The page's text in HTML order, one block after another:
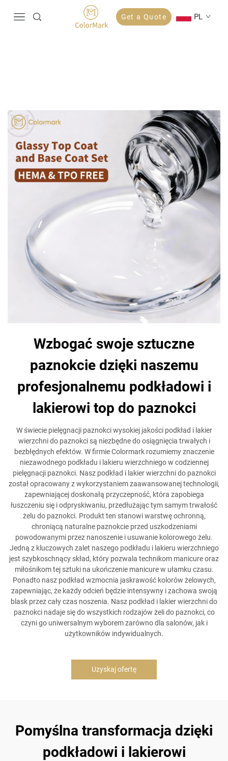
Get a Quote PL
Wzbogać swoje sztuczne
paznokcie dzięki naszemu
profesjonalnemu podkładowi i
lakierowi top do paznokci
W świecie pielęgnacji paznokci wysokiej jakości podkład i lakier
wierzchni do paznokci są niezbędne do osiągnięcia trwałych i
bezbłędnych efektów. W firmie Colormark rozumiemy znaczenie
niezawodnego podkładu i lakieru wierzchniego w codziennej
pielęgnacji paznokci. Nasz podkład i lakier wierzchni do paznokci
został opracowany z wykorzystaniem zaawansowanej technologii,
zapewniającej doskonałą przyczepność, która zapobiega
łuszczeniu się i odpryskiwaniu, przedłużając tym samym trwałość
żelu do paznokci. Produkt ten stanowi warstwę ochronną,
chroniącą naturalne paznokcie przed uszkodzeniami
powodowanymi przez nanoszenie i usuwanie kolorowego żelu.
Jedną z kluczowych zalet naszego podkładu i lakieru wierzchniego
jest szybkoschnący skład, który pozwala technikom manicure oraz
miłośnikom tej sztuki na ukończenie manicure w ułamku czasu.
Ponadto nasz podkład wzmocnia jaskrawość kolorów żelowych,
zapewniając, że każdy odcień będzie intensywny i zachowa swoją
blask przez cały czas noszenia. Nasz podkład i lakier wierzchni do
paznokci nadaje się do wszystkich rodzajów żeli do paznokci, co
czyni go uniwersalnym wyborem zarówno dla salonów, jak i
użytkowników indywidualnych.
Uzyskaj ofertę
Pomyślna transformacja dzięki
podkładowi i lakierowi